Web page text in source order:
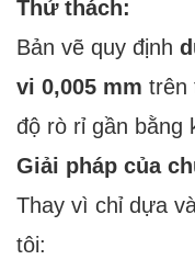
Thử thách:
Bản vẽ quy định
vi 0,005 mm trên
độ rò rỉ gần bằng
Giải pháp của
Thay vì chỉ dựa
tôi: